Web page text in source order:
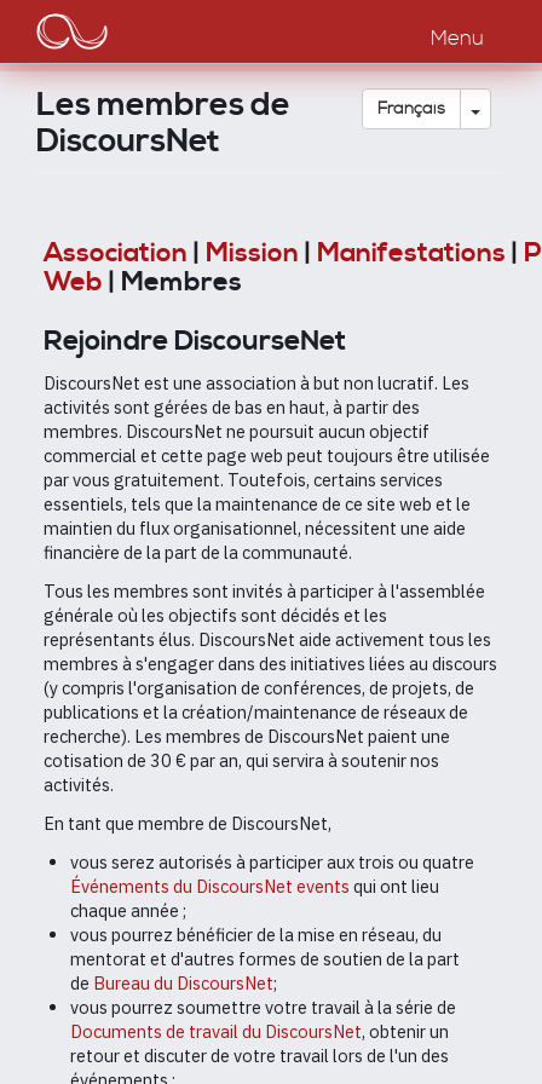
contenu
principal
Main
navigation
Menu
Français Toggle
Les membres de
DiscoursNet
Association Mission Manifestations
Web | Membres
Rejoindre DiscourseNet
DiscoursNet est une association à but non lucratif. Les
activités sont gérées de bas en haut, à partir des
membres. DiscoursNet ne poursuit aucun objectif
commercial et cette page web peut toujours être utilisée
par vous gratuitement. Toutefois, certains services
essentiels, tels que la maintenance de ce site web et le
maintien du flux organisationnel, nécessitent une aide
financière de la part de la communauté.
Tous les membres sont invités à participer à l'assemblée
générale où les objectifs sont décidés et les
représentants élus. DiscoursNet aide activement tous les
membres à s'engager dans des initiatives liées au discours
(y compris l'organisation de conférences, de projets, de
publications et la création/maintenance de réseaux de
recherche). Les membres de DiscoursNet paient une
cotisation de 30 € par an, qui servira à soutenir nos
activités.
En tant que membre de DiscoursNet,
vous serez autorisés à participer aux trois ou quatre
Événements du DiscoursNet events qui ont lieu
chaque année ;
vous pourrez bénéficier de la mise en réseau, du
mentorat et d'autres formes de soutien de la part
de Bureau du DiscoursNet;
vous pourrez soumettre votre travail à la série de
Documents de travail du DiscoursNet, obtenir un
retour et discuter de votre travail lors de l'un des